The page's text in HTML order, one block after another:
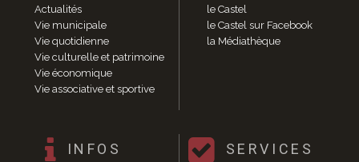
Délibérations 2011
Délibérations 2010
Délibérations 2009
Délibérations 2008
Agenda réunions publiques
Marchés publics
Vie quotidienne
Actualités
Vie municipale
Vie quotidienne
Vie culturelle et patrimoine
Vie économique
Vie associative et sportive
le Castel
le Castel sur Facebook
la Médiathèque
INFOS SERVICES